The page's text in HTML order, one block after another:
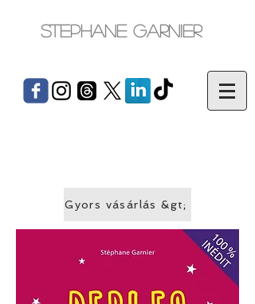
Stephane Garnier
Gyors vásárlás &gt;